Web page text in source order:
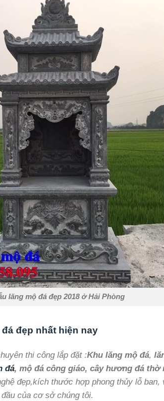
lăng mộ đá đẹp 2018 ở Hải Phòng
đẹp nhất hiện nay
thi công lắp đặt :Khu lăng mộ đá,
đá, mộ đá công giáo, cây hương đá thờ
đẹp,kích thước hợp phong thủy lỗ ban,
của cơ sở chúng tôi.